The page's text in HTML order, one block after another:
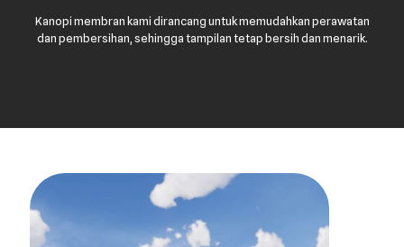
Kanopi membran kami dirancang untuk memudahkan perawatan
dan pembersihan, sehingga tampilan tetap bersih dan menarik.